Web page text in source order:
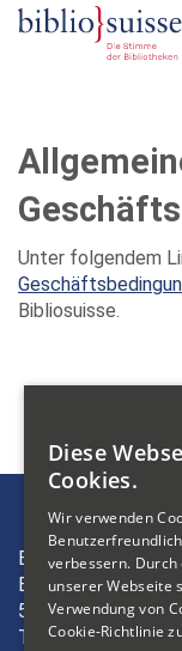
Unter folgendem
Bibliosuisse.
Bibliosuisse
5000 Aarau
T +41 62 823 19
Diese
Cookies.
Wir verwenden
verbessern.
unserer Webseite
Verwendung von
Cookie-Richtlinie